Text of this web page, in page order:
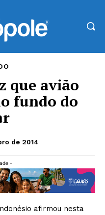
que avião
fundo do
de 2014
-
afirmou nesta